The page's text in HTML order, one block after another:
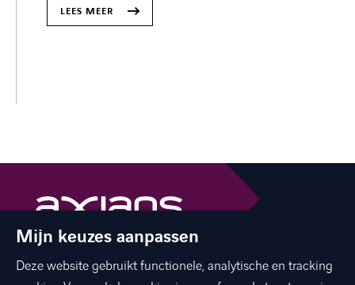
LEES MEER
The best of ICT with a human touch
Mijn keuzes aanpassen
Deze website gebruikt functionele, analytische en tracking